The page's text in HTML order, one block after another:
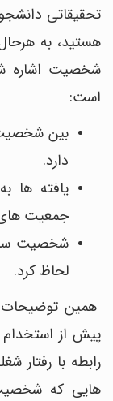
تحقیقاتی
هستید، به
شخصیت اشاره
است:
بین
دارد.
یافته ها
جمعیت
شخصیت
لحاظ کرد.
همین توضیحات
پیش از
رابطه با رفتار
هایی که